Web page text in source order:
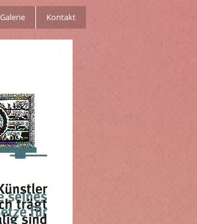
Kontakt